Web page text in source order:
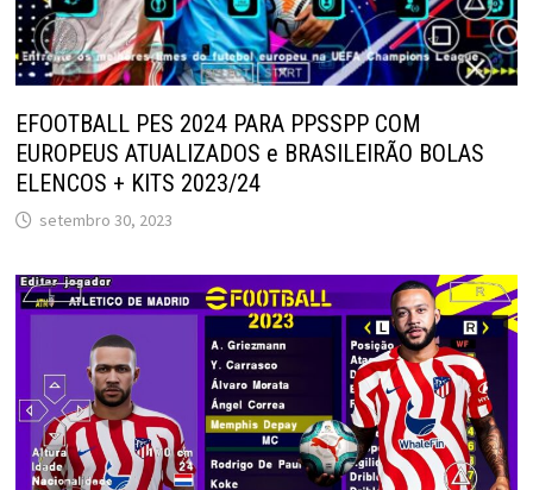
EFOOTBALL PES 2024 PARA PPSSPP COM
EUROPEUS ATUALIZADOS e BRASILEIRÃO BOLAS
ELENCOS + KITS 2023/24
setembro 30, 2023